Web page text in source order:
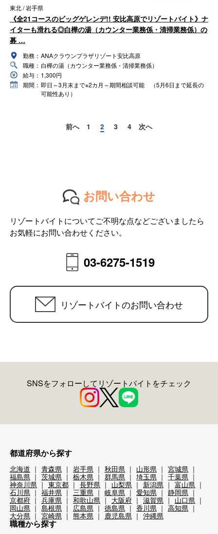
東北 / 岩手県
《全21コースのビッグゲレンデ!! 安比高原でリゾートバイト》ナ
イターも滑れる◎白樺の湯（カウンター業務係・清掃業務係）の
募 …
勤務： ANAクラウンプラザリゾート安比高原
職種： 白樺の湯（カウンター業務係・清掃業務係）
給与： 1,300円
期間： 即日～3月末まで※2カ月～期間相談可能 （5月6日まで延長の
可能性あり）
前へ 1 2 3 4 次へ
お問い合わせ
リゾートバイトについてご不明な点などございましたら
お気軽にお問い合わせください。
03-6275-1519
リゾートバイトのお問い合わせ
SNSをフォローしてリゾートバイトをチェック
都道府県から探す
北海道 青森県 岩手県 秋田県 山形県
宮城県
福島県
茨城県 栃木県 群馬県 埼玉県
千葉県
神奈川県
東京都 長野県 山梨県 新潟県
富山県
石川県
福井県 三重県 岐阜県 愛知県
静岡県
京都府
兵庫県 和歌山県 大阪府 滋賀県
山口県
岡山県
島根県 広島県 徳島県 香川県
高知県
大分県
宮崎県 熊本県 鹿児島県 沖縄県
職種から探す